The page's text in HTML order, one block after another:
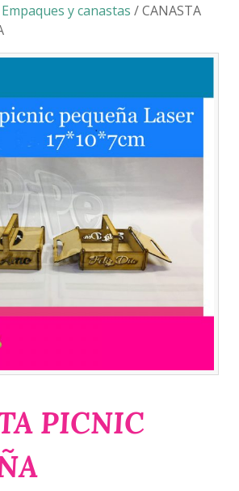
Empaques y canastas / CANASTA
PICNIC